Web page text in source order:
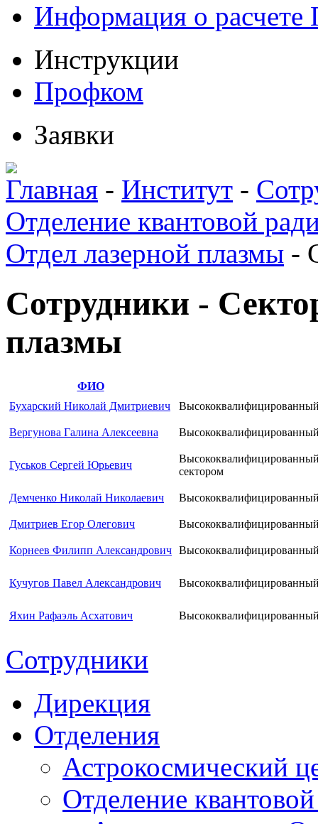
Информация о
Инструкции
Профком
Заявки
Главная - Институт -
Отделение квантовой
Отдел лазерной плазмы -
Сотрудники -
плазмы
ФИО
Бухарский Николай Дмитриевич
Вергунова Галина Алексеевна
Гуськов Сергей Юрьевич
сектором
Демченко Николай Николаевич
Дмитриев Егор Олегович
Корнеев Филипп Александрович
Кучугов Павел Александрович
Яхин Рафаэль Асхатович
Сотрудники
Дирекция
Отделения
Астрокосмический
Отделение